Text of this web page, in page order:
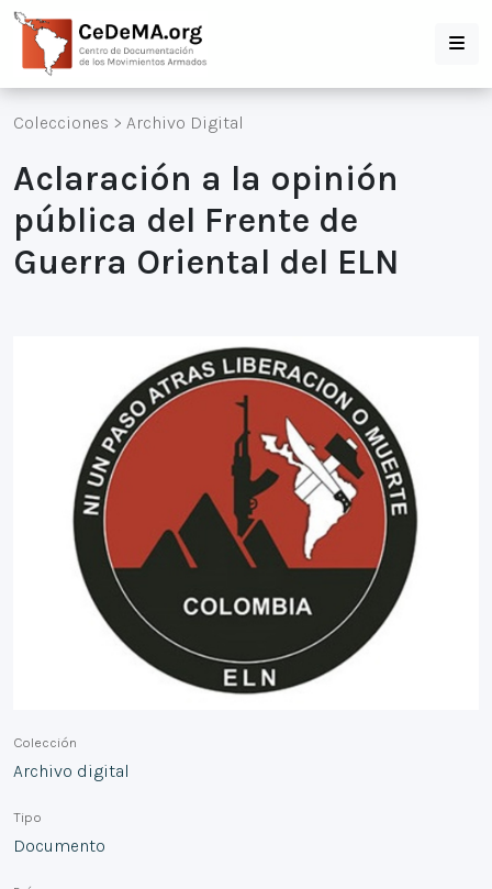
Colecciones > Archivo Digital
Aclaración a la opinión
pública del Frente de
Guerra Oriental del ELN
Colección
Archivo digital
Tipo
Documento